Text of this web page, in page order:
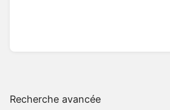
Recherche avancée